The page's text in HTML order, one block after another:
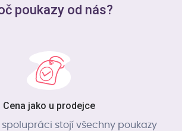
poukazy od nás?
Cena jako u prodejce
spolupráci stojí všechny poukazy